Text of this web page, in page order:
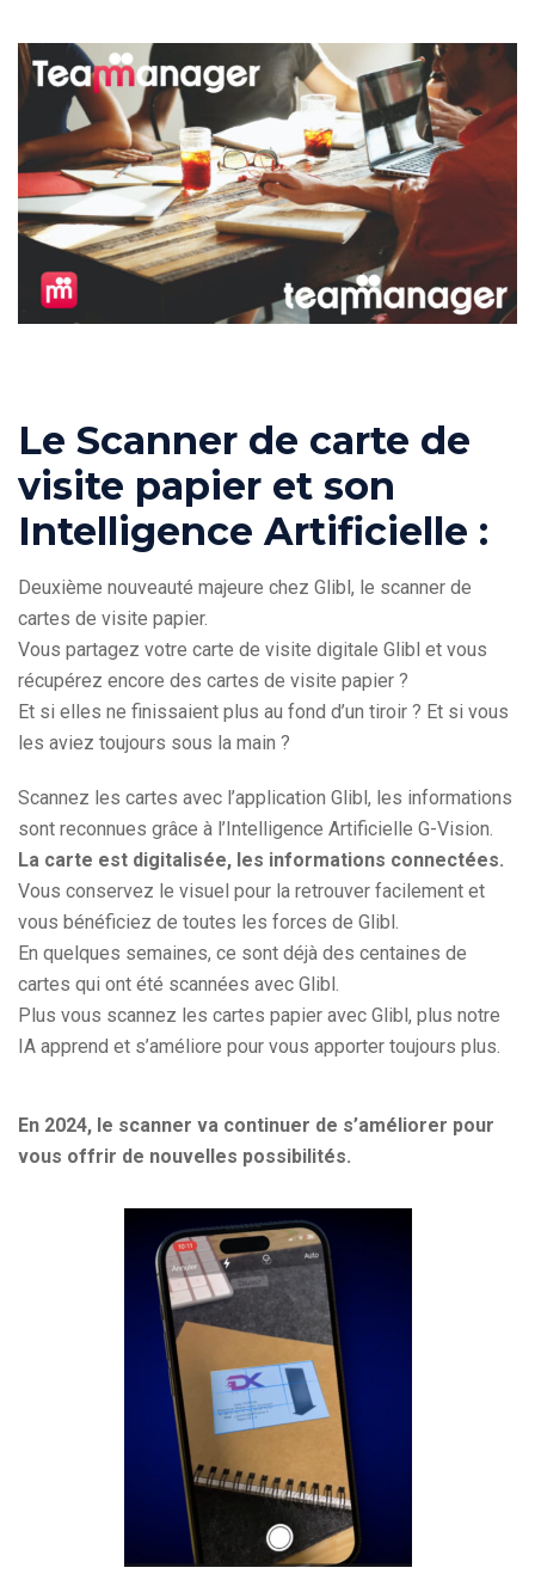
Le Scanner de carte de
visite papier et son
Intelligence Artificielle :
Deuxième nouveauté majeure chez Glibl, le scanner de
cartes de visite papier.
Vous partagez votre carte de visite digitale Glibl et vous
récupérez encore des cartes de visite papier ?
Et si elles ne finissaient plus au fond d’un tiroir ? Et si vous
les aviez toujours sous la main ?
Scannez les cartes avec l’application Glibl, les informations
sont reconnues grâce à l’Intelligence Artificielle G-Vision.
La carte est digitalisée, les informations connectées.
Vous conservez le visuel pour la retrouver facilement et
vous bénéficiez de toutes les forces de Glibl.
En quelques semaines, ce sont déjà des centaines de
cartes qui ont été scannées avec Glibl.
Plus vous scannez les cartes papier avec Glibl, plus notre
IA apprend et s’améliore pour vous apporter toujours plus.
En 2024, le scanner va continuer de s’améliorer pour
vous offrir de nouvelles possibilités.